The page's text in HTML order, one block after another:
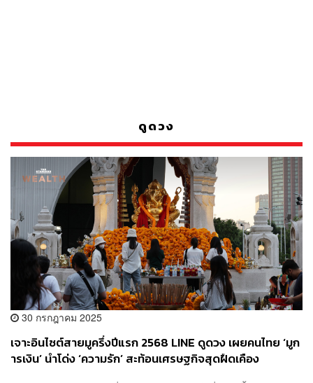
ดูดวง
30 กรกฎาคม 2025
เจาะอินไซต์สายมูครึ่งปีแรก 2568 LINE ดูดวง เผยคนไทย ‘มูก
ารเงิน’ นำโด่ง ‘ความรัก’ สะท้อนเศรษฐกิจสุดฝืดเคือง